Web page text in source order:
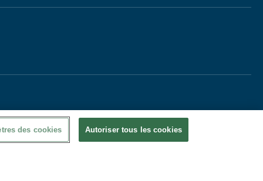
des cookies Autoriser tous les cookies